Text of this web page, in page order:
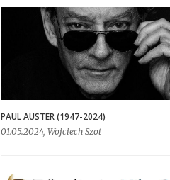
PAUL AUSTER (1947-2024)
01.05.2024, Wojciech Szot